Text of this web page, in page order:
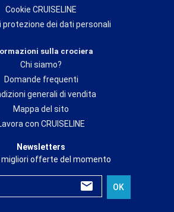
Cookie CRUISELINE
protezione dei dati personali
sulla crociera
Chi siamo?
Domande frequenti
generali di vendita
Mappa del sito
con CRUISELINE
Newsletters
migliori offerte del momento
OK